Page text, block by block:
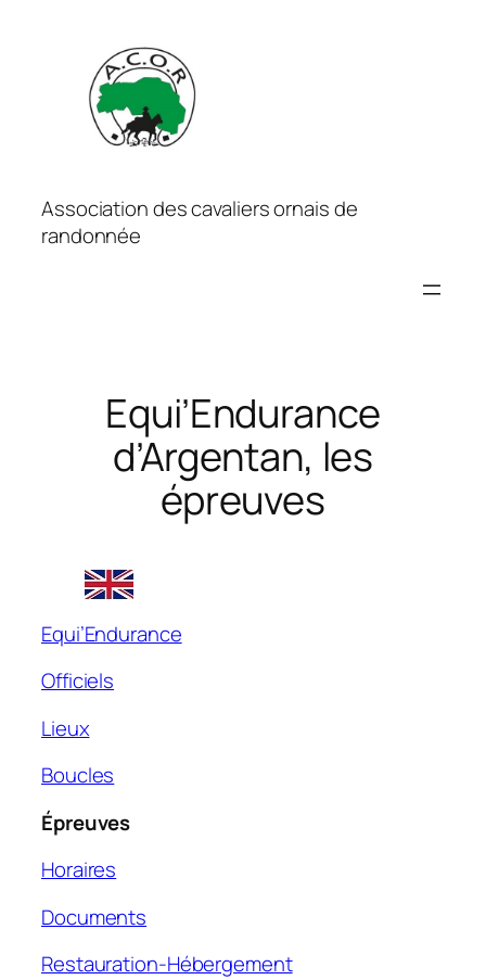
Association des cavaliers ornais de
randonnée
Equi’Endurance
d’Argentan, les
épreuves
Equi’Endurance
Officiels
Lieux
Boucles
Épreuves
Horaires
Documents
Restauration-Hébergement